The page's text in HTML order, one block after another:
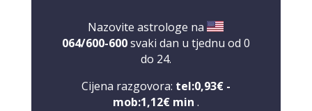
Nazovite astrologe na
064/600-600svaki dan u tjednu od 0
do 24.
Cijena razgovora: tel:0,93€ -
mob:1,12€ min .